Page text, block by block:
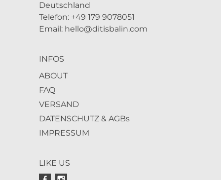
Deutschland
Telefon: +49 179 9078051
Email: hello@ditisbalin.com
INFOS
ABOUT
FAQ
VERSAND
DATENSCHUTZ & AGBs
IMPRESSUM
LIKE US